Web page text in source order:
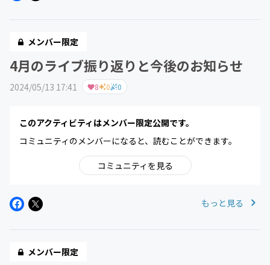
メンバー限定
4月のライブ振り返りと今後のお知らせ
2024/05/13 17:41 8 0 0
このアクティビティはメンバー限定公開です。
コミュニティのメンバーになると、読むことができます。
コミュニティを見る
もっと見る
メンバー限定